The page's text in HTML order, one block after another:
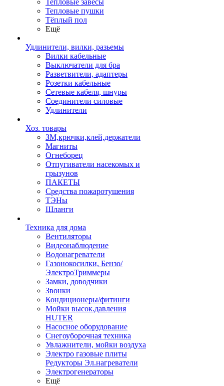
Тепловые завесы
Тепловые пушки
Тёплый пол
Ещё
Удлинители, вилки, разьемы
Вилки кабельные
Выключатели для бра
Разветвители, адаптеры
Розетки кабельные
Сетевые кабеля, шнуры
Соединители силовые
Удлинители
Хоз. товары
ЗМ,крючки,клей,держатели
Магниты
Огнеборец
Отпугиватели насекомых и
грызунов
ПАКЕТЫ
Средства пожаротушения
ТЭНы
Шланги
Техника для дома
Вентиляторы
Видеонаблюдение
Водонагреватели
Газонокосилки, Бензо/
ЭлектроТриммеры
Замки, доводчики
Звонки
Кондиционеры/фитинги
Мойки высок.давления
HUTER
Насосное оборудование
Снегоуборочная техника
Увлажнители, мойки воздуха
Электро газовые плиты
Редукторы Эл.нагреватели
Электрогенераторы
Ещё